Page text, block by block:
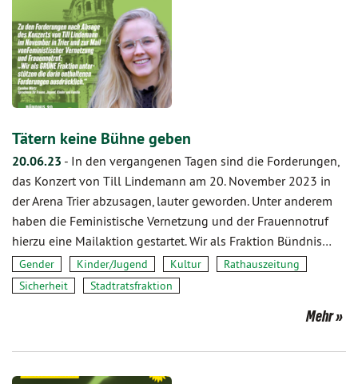
Tätern keine Bühne geben
20.06.23 - In den vergangenen Tagen sind die Forderungen,
das Konzert von Till Lindemann am 20. November 2023 in
der Arena Trier abzusagen, lauter geworden. Unter anderem
haben die Feministische Vernetzung und der Frauennotruf
hierzu eine Mailaktion gestartet. Wir als Fraktion Bündnis…
Gender Kinder/Jugend Kultur
Rathauszeitung
Sicherheit
Stadtratsfraktion
Mehr